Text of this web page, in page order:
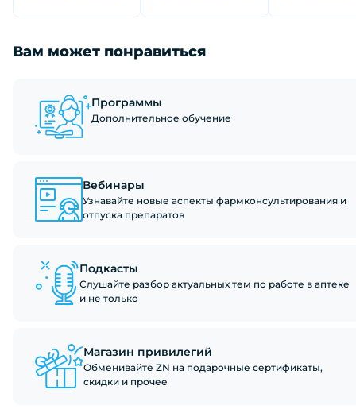
Вам может понравиться
Программы
Дополнительное обучение
Вебинары
Узнавайте новые аспекты фармконсультирования и
отпуска препаратов
Подкасты
Слушайте разбор актуальных тем по работе в аптеке
и не только
Магазин привилегий
Обменивайте ZN на подарочные сертификаты,
скидки и прочее